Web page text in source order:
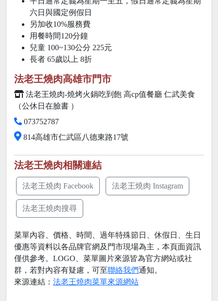
六日與國定例假日
另加收10%服務費
用餐時間120分鐘
兒童 100~130公分 225元
長者 65歲以上 8折
法老王燒肉高雄市門市
法老王燒肉-燒烤火鍋吃到飽 高cp值餐廳 仁武美食
（公休日在臉書 ）
073752787
814高雄市仁武區八德東路17號
法老王燒肉相關連結
法老王燒肉 Facebook 法老王燒肉 Instagram
法老王燒肉搜尋
菜單內容、價格、時間、過年特殊節日、休假日、生日
優惠等資料以各品牌官網及門市現場為主，本頁面資訊
僅供參考。LOGO、菜單圖片來源皆為官方網站或社
群，若對內容有疑慮，可至聯絡我們通知。
來源連結： 法老王燒肉菜單來源網站